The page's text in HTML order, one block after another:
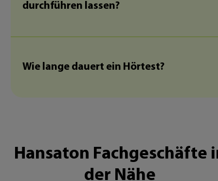
durchführen lassen?
Wie lange dauert ein Hörtest?
Hansaton Fachgeschäfte
der Nähe